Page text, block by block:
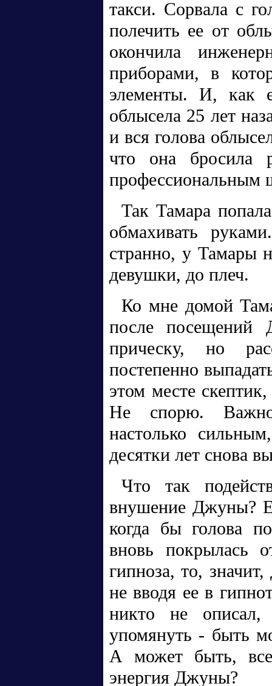
такси. Сорвала с
полечить ее от
окончила
приборами, в
элементы. И, как
облысела 25 лет
и вся голова
что она бросила
профессиональным
Так Тамара
обмахивать
странно, у Тамары
девушки, до плеч.
Ко мне домой
после посещений
прическу, но
постепенно
этом месте
Не спорю. Важно
настолько
десятки лет снова
Что так
внушение Джуны?
когда бы голова
вновь покрылась
гипноза, то,
не вводя ее в
никто не
упомянуть - быть
А может быть, все
энергия Джуны?